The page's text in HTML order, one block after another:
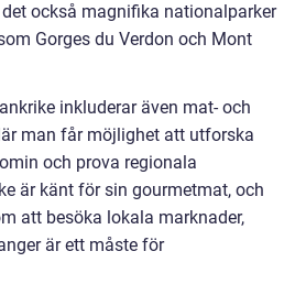
också magnifika nationalparker
Gorges du Verdon och Mont
inkluderar även mat- och
man får möjlighet att utforska
och prova regionala
är känt för sin gourmetmat, och
att besöka lokala marknader,
är ett måste för